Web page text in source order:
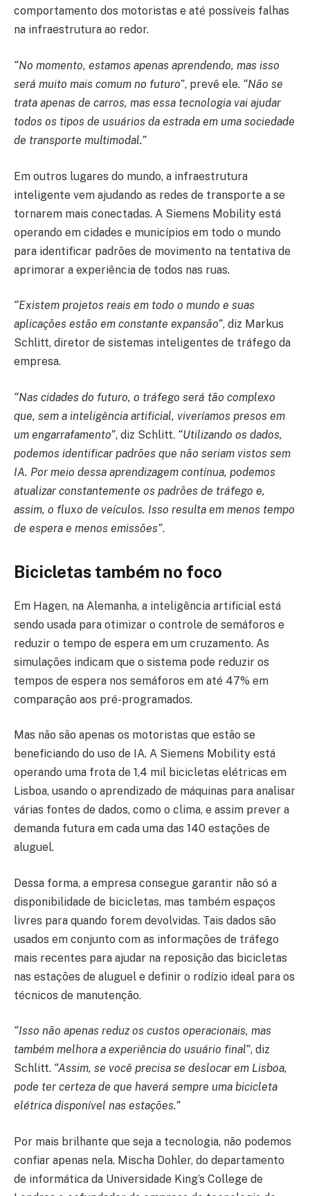
comportamento dos motoristas e até possíveis falhas
na infraestrutura ao redor.
“No momento, estamos apenas aprendendo, mas isso
será muito mais comum no futuro”, prevê ele. “Não se
trata apenas de carros, mas essa tecnologia vai ajudar
todos os tipos de usuários da estrada em uma sociedade
de transporte multimodal.”
Em outros lugares do mundo, a infraestrutura
inteligente vem ajudando as redes de transporte a se
tornarem mais conectadas. A Siemens Mobility está
operando em cidades e municípios em todo o mundo
para identificar padrões de movimento na tentativa de
aprimorar a experiência de todos nas ruas.
“Existem projetos reais em todo o mundo e suas
aplicações estão em constante expansão”, diz Markus
Schlitt, diretor de sistemas inteligentes de tráfego da
empresa.
“Nas cidades do futuro, o tráfego será tão complexo
que, sem a inteligência artificial, viveríamos presos em
um engarrafamento”, diz Schlitt. “Utilizando os dados,
podemos identificar padrões que não seriam vistos sem
IA. Por meio dessa aprendizagem contínua, podemos
atualizar constantemente os padrões de tráfego e,
assim, o fluxo de veículos. Isso resulta em menos tempo
de espera e menos emissões”.
Bicicletas também no foco
Em Hagen, na Alemanha, a inteligência artificial está
sendo usada para otimizar o controle de semáforos e
reduzir o tempo de espera em um cruzamento. As
simulações indicam que o sistema pode reduzir os
tempos de espera nos semáforos em até 47% em
comparação aos pré-programados.
Mas não são apenas os motoristas que estão se
beneficiando do uso de IA. A Siemens Mobility está
operando uma frota de 1,4 mil bicicletas elétricas em
Lisboa, usando o aprendizado de máquinas para analisar
várias fontes de dados, como o clima, e assim prever a
demanda futura em cada uma das 140 estações de
aluguel.
Dessa forma, a empresa consegue garantir não só a
disponibilidade de bicicletas, mas também espaços
livres para quando forem devolvidas. Tais dados são
usados em conjunto com as informações de tráfego
mais recentes para ajudar na reposição das bicicletas
nas estações de aluguel e definir o rodízio ideal para os
técnicos de manutenção.
“Isso não apenas reduz os custos operacionais, mas
também melhora a experiência do usuário final”, diz
Schlitt. “Assim, se você precisa se deslocar em Lisboa,
pode ter certeza de que haverá sempre uma bicicleta
elétrica disponível nas estações.”
Por mais brilhante que seja a tecnologia, não podemos
confiar apenas nela. Mischa Dohler, do departamento
de informática da Universidade King’s College de